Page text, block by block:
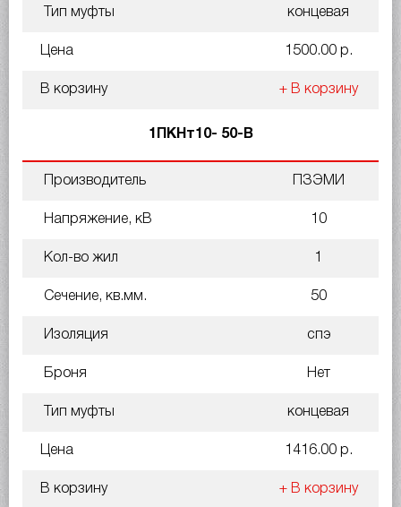
Тип муфты концевая
Цена 1500.00 р.
В корзину + В корзину
1ПКНт10- 50-В
Производитель ПЗЭМИ
Напряжение, кВ 10
Кол-во жил 1
Сечение, кв.мм. 50
Изоляция спэ
Броня Нет
Тип муфты концевая
Цена 1416.00 р.
В корзину + В корзину